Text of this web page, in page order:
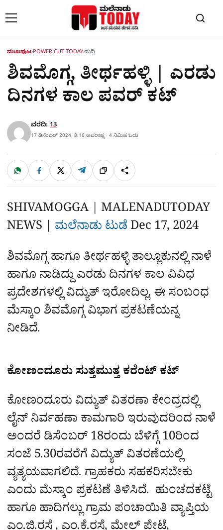
ಮುಖಪುಟ›POWER CUT TODAY›ಸುದ್ದಿ
ಶಿವಮೊಗ್ಗ, ತೀರ್ಥಹಳ್ಳಿ | ಎರಡು
ದಿನಗಳ ಕಾಲ ಪವರ್‌ ಕಟ್‌
ವರದಿ: 13
17 ಡಿಸೆಂಬರ್ 2024, 8:16 ಅಪರಾಹ್ನ · 4 ನಿಮಿಷ ಓದು
ಹಂಚಿಕೊಳ್ಳಿ
W
a
t
p
p
F
c
e
o
k
X T
l
e
a
m
ಲಿಂ
ಕ್
S
h
a
r
e
SHIVAMOGGA | MALENADUTODAY
NEWS | ಮಲೆನಾಡು ಟುಡೆ Dec 17, 2024
ಶಿವಮೊಗ್ಗ ಹಾಗೂ ತೀರ್ಥಹಳ್ಳಿ ತಾಲ್ಲೂಕುನಲ್ಲಿ ನಾಳೆ
ಹಾಗೂ ನಾಡಿದ್ದು ಎರಡು ದಿನಗಳ ಕಾಲ ವಿವಿಧ
ಪ್ರದೇಶಗಳಲ್ಲಿ ವಿದ್ಯುತ್‌ ಇರೋದಿಲ್ಲ. ಈ ಸಂಬಂಧ
ಮೆಸ್ಕಾಂ ಶಿವಮೊಗ್ಗ ವಿಭಾಗ ಪ್ರಕಟಣೆಯನ್ನ
ನೀಡಿದೆ.
ಕೋಣಂದೂರು ಸುತ್ತಮುತ್ತ ಕರೆಂಟ್‌ ಕಟ್‌
ಕೋಣಂದೂರು ವಿದ್ಯುತ್ ವಿತರಣಾ ಕೇಂದ್ರದಲ್ಲಿ
ಲೈನ್ ನಿರ್ವಹಣಾ ಕಾಮಗಾರಿ ಇರುವುದರಿಂದ ನಾಳೆ
ಅಂದರೆ ಡಿಸೆಂಬರ್ 18ರಂದು ಬೆಳಿಗ್ಗೆ 10ರಿಂದ
ಸಂಜೆ 5.30ರವರೆಗೆ ವಿದ್ಯುತ್ ವಿತರಣೆಯಲ್ಲಿ
ವ್ಯತ್ಯಯವಾಗಲಿದೆ. ಗ್ರಾಹಕರು ಸಹಕರಿಸಬೇಕು
ಎಂದು ಮೆಸ್ಕಾಂ ಪ್ರಕಟಣೆ ತಿಳಿಸಿದೆ. ಹುಂಚದಕಟ್ಟೆ
ಹಾಗೂ ಹಾದಿಗಲ್ಲು ಗ್ರಾಮ ಪಂಚಾಯಿತಿ ವ್ಯಾಪ್ತಿಯ